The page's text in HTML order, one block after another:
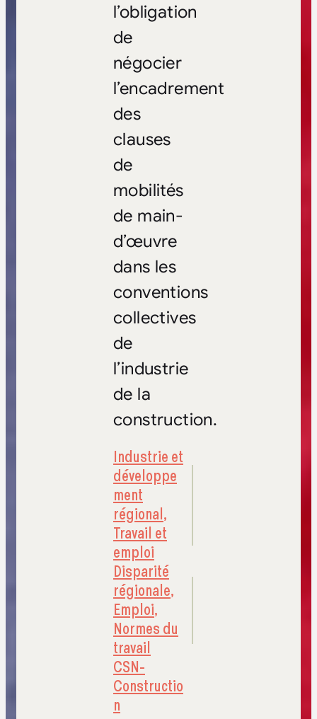
l’obligation
de
négocier
l’encadrement
des
clauses
de
mobilités
de main-
d’œuvre
dans les
conventions
collectives
de
l’industrie
de la
construction.
Industrie et
développe
ment
régional,
Travail et
emploi
Disparité
régionale,
Emploi,
Normes du
travail
CSN-
Constructio
n